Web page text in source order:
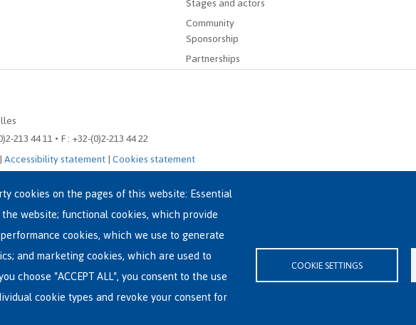
Community
Sponsorship
Partnerships
213 44 11 • F : +32-(0)2-213 44 22
|Accessibility statement|Cookies statement
cookies on the pages of this website: Essential
website; functional cookies, which provide
cookies, which we use to generate
and marketing cookies, which are used to
choose "ACCEPT ALL", you consent to the use
cookie types and revoke your consent for
COOKIE SETTINGS